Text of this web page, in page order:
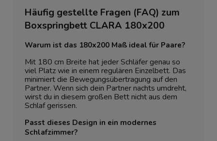
Häufig gestellte Fragen (FAQ) zum
Boxspringbett CLARA 180x200
Warum ist das 180x200 Maß ideal für Paare?
Mit 180 cm Breite hat jeder Schläfer genau so
viel Platz wie in einem regulären Einzelbett. Das
minimiert die Bewegungsübertragung auf den
Partner. Wenn sich dein Partner nachts umdreht,
wirst du in diesem großen Bett nicht aus dem
Schlaf gerissen.
Passt dieses Design in ein modernes
Schlafzimmer?